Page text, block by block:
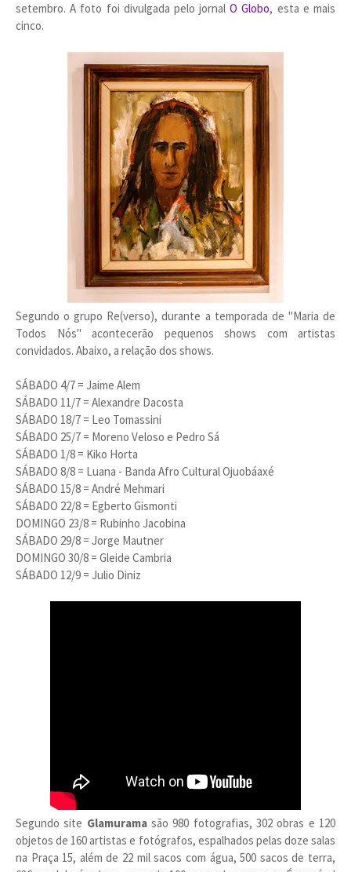
setembro. A foto foi divulgada pelo jornalO Globo, esta e mais
cinco.
Segundo o grupo Re(verso), durante a temporada de "Maria de
Todos Nós" acontecerão pequenos shows com artistas
convidados. Abaixo, a relação dos shows.
SÁBADO 4/7 = Jaime Alem
SÁBADO 11/7 = Alexandre Dacosta
SÁBADO 18/7 = Leo Tomassini
SÁBADO 25/7 = Moreno Veloso e Pedro Sá
SÁBADO 1/8 = Kiko Horta
SÁBADO 8/8 = Luana - Banda Afro Cultural Ojuobáaxé
SÁBADO 15/8 = André Mehmari
SÁBADO 22/8 = Egberto Gismonti
DOMINGO 23/8 = Rubinho Jacobina
SÁBADO 29/8 = Jorge Mautner
DOMINGO 30/8 = Gleide Cambria
SÁBADO 12/9 = Julio Diniz
Segundo site Glamuramasão 980 fotografias, 302 obras e 120
objetos de 160 artistas e fotógrafos, espalhados pelas doze salas
na Praça 15, além de 22 mil sacos com água, 500 sacos de terra,